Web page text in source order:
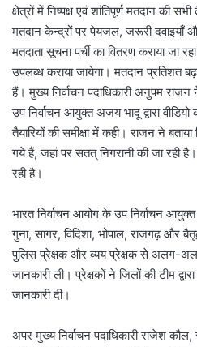
क्षेत्रों में निष्पक्ष एवं शांतिपूर्ण मतदान की
मतदान केन्द्रों पर पेयजल, जरूरी दवाइयाँ
मतदाता सूचना पर्ची का वितरण कराया जा
उपलब्ध कराया जायेगा। मतदान प्रतिशत
हैं। मुख्य निर्वाचन पदाधिकारी अनुपम
उप निर्वाचन आयुक्त अजय भादू द्वारा
तैयारियों की समीक्षा में कही। राजन ने
गये हैं, जहां पर सतत् निगरानी की जा रही है।
रही है।
भारत निर्वाचन आयोग के उप निर्वाचन
गुना, सागर, विदिशा, भोपाल, राजगढ़ और
पुलिस प्रेक्षक और व्यय प्रेक्षक से अलग-अलग
जानकारी ली। प्रेक्षकों ने जिलों की टीम
जानकारी दी।
अपर मुख्य निर्वाचन पदाधिकारी राजेश